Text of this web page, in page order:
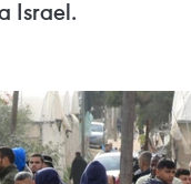
Israel.